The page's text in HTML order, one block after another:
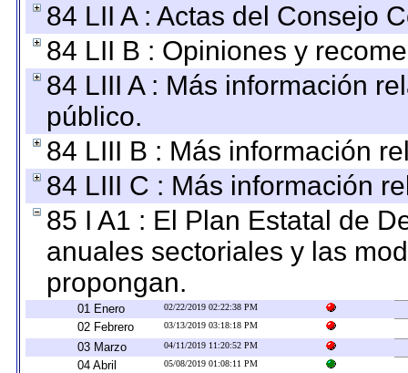
84 LII A : Actas del Consejo
84 LII B : Opiniones y
84 LIII A : Más información
público.
84 LIII B : Más información
84 LIII C : Más información
85 I A1 : El Plan Estatal de
anuales sectoriales y las
propongan.
01 Enero 02/22/2019 02:22:38 PM
02 Febrero 03/13/2019 03:18:18 PM
03 Marzo 04/11/2019 11:20:52 PM
04 Abril 05/08/2019 01:08:11 PM